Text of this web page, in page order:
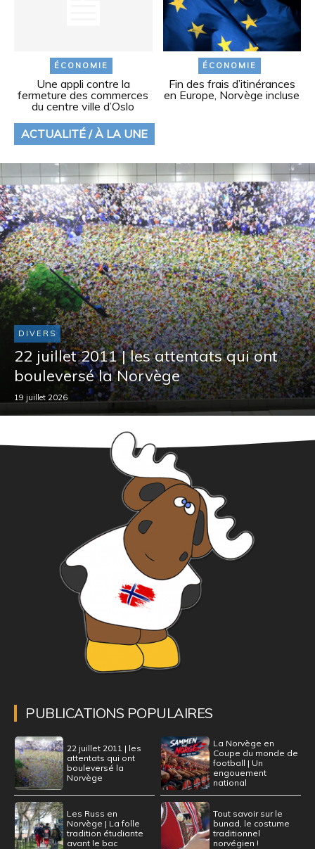
ÉCONOMIE
Une appli contre la
fermeture des commerces
du centre ville d’Oslo
ÉCONOMIE
Fin des frais d’itinérances
en Europe, Norvège incluse
ACTUALITÉ / À LA UNE
DIVERS
22 juillet 2011 | les attentats qui ont
bouleversé la Norvège
19 juillet 2026
PUBLICATIONS POPULAIRES
22 juillet 2011 | les
attentats qui ont
bouleversé la
Norvège
La Norvège en
Coupe du monde de
football | Un
engouement
national
Les Russ en
Norvège | La folle
tradition étudiante
avant le bac
Tout savoir sur le
bunad, le costume
traditionnel
norvégien !